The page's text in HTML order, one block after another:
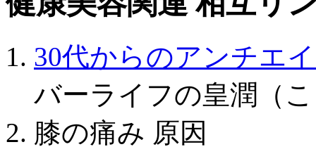
30代からのアンチエ
バーライフの皇潤（
膝の痛み 原因